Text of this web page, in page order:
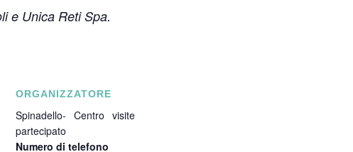
e Unica Reti Spa.
ORGANIZZATORE
Spinadello- Centro visite
partecipato
Numero di telefono